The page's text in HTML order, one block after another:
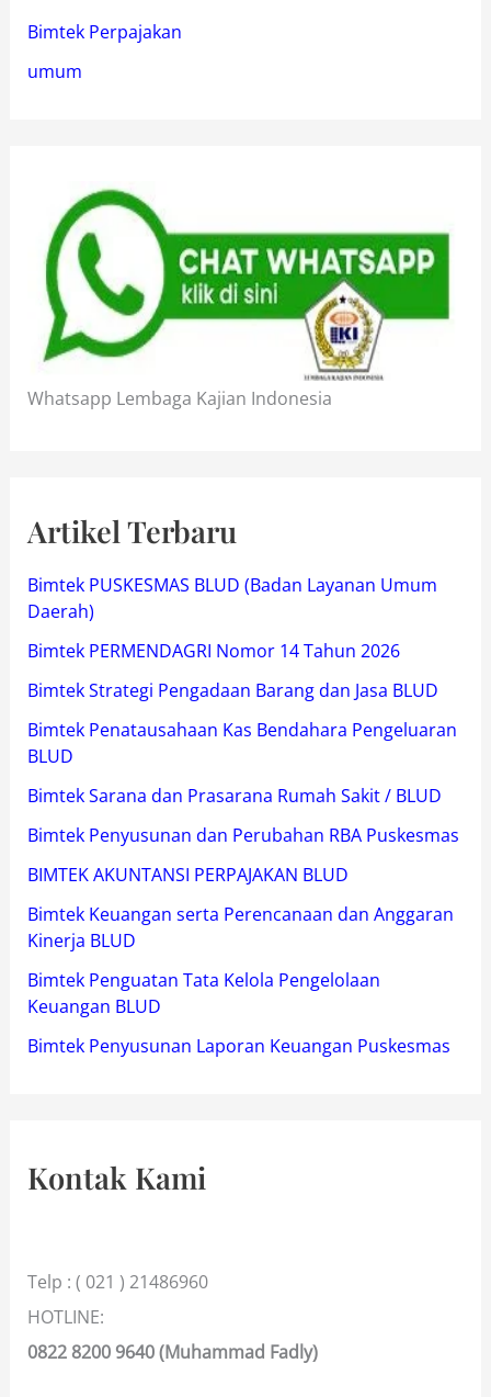
Bimtek Perpajakan
umum
Whatsapp Lembaga Kajian Indonesia
Artikel Terbaru
Bimtek PUSKESMAS BLUD (Badan Layanan Umum
Daerah)
Bimtek PERMENDAGRI Nomor 14 Tahun 2026
Bimtek Strategi Pengadaan Barang dan Jasa BLUD
Bimtek Penatausahaan Kas Bendahara Pengeluaran
BLUD
Bimtek Sarana dan Prasarana Rumah Sakit / BLUD
Bimtek Penyusunan dan Perubahan RBA Puskesmas
BIMTEK AKUNTANSI PERPAJAKAN BLUD
Bimtek Keuangan serta Perencanaan dan Anggaran
Kinerja BLUD
Bimtek Penguatan Tata Kelola Pengelolaan
Keuangan BLUD
Bimtek Penyusunan Laporan Keuangan Puskesmas
Kontak Kami
Telp : ( 021 ) 21486960
HOTLINE:
0822 8200 9640 (Muhammad Fadly)